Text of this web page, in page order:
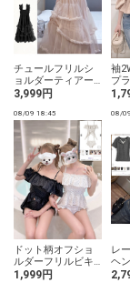
チュールフリルシ
ョルダーティアー
ドワンピース
3,999円
袖
プ
08/09 18:45
ドット柄オフショ
ルダーフリルビキ
ニ水着
1,999円
08/
レ
ヘ
ブ